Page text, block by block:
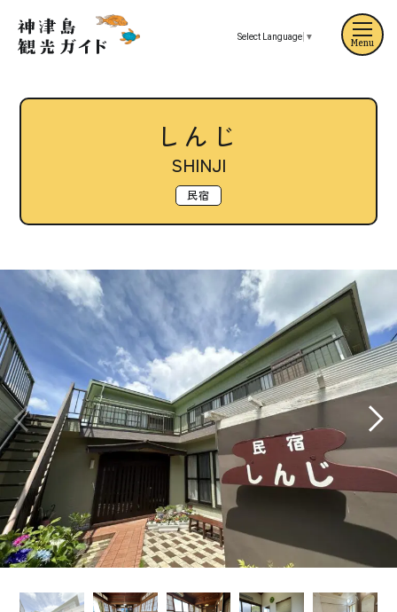
Select Language ▼
しんじ
SHINJI
民宿
Menu